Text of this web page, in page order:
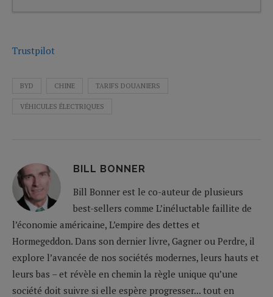
Trustpilot
BYD CHINE TARIFS DOUANIERS
VÉHICULES ÉLECTRIQUES
BILL BONNER
Bill Bonner est le co-auteur de plusieurs
best-sellers comme L’inéluctable faillite de
l’économie américaine, L’empire des dettes et
Hormegeddon. Dans son dernier livre, Gagner ou Perdre, il
explore l’avancée de nos sociétés modernes, leurs hauts et
leurs bas – et révèle en chemin la règle unique qu’une
société doit suivre si elle espère progresser... tout en